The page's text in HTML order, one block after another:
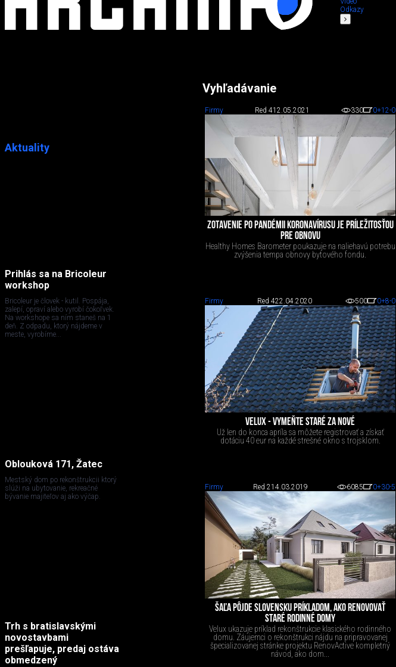
Odkazy
Aktuality
Prihlás sa na Bricoleur
workshop
Bricoleur je človek - kutil. Pospája,
zalepí, opraví alebo vyrobí čokoľvek.
Na workshope sa ním staneš na 1
deň. Z odpadu, ktorý nájdeme v
meste, vyrobíme...
Oblouková 171, Žatec
Mestský dom po rekonštrukcii ktorý
slúži na ubytovanie, rekreačné
bývanie majiteľov aj ako výčap.
Trh s bratislavskými
novostavbami
prešľapuje, predaj ostáva
obmedzený
Vyhľadávanie
Firmy Red 412.05.2021 330 0+12-0
ZOTAVENIE PO PANDÉMII KORONAVÍRUSU JE PRÍLEŽITOSŤOU
PRE OBNOVU
Healthy Homes Barometer poukazuje na naliehavú potrebu
zvýšenia tempa obnovy bytového fondu.
Firmy Red 422.04.2020 500 0+8-0
VELUX - VYMEŇTE STARÉ ZA NOVÉ
Už len do konca apríla sa môžete registrovať a získať
dotáciu 40 eur na každé strešné okno s trojsklom.
Firmy Red 214.03.2019 6085 0+30-5
ŠAĽA PÔJDE SLOVENSKU PRÍKLADOM, AKO RENOVOVAŤ
STARÉ RODINNÉ DOMY
Velux ukazuje príklad rekonštrukcie klasického rodinného
domu. Záujemci o rekonštrukci nájdu na pripravovanej
špecializovanej stránke projektu RenovActive kompletný
návod, ako dom...